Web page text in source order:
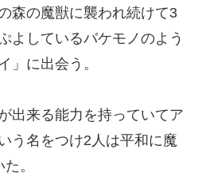
森の魔獣に襲われ続けて3
よしているバケモノのよう
」に出会う。
出来る能力を持っていてア
う名をつけ2人は平和に魔
。